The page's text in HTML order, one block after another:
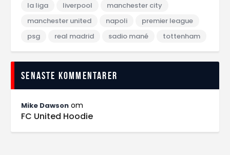
la liga
liverpool
manchester city
manchester united
napoli
premier league
psg
real madrid sadio mané tottenham
Senaste kommentarer
Mike Dawson om
FC United Hoodie